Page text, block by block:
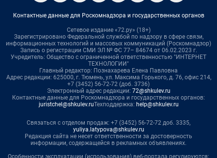
Контактные данные для Роскомнадзора и государственных органов
Сетевое издание «72.ру» (18+)
Зарегистрировано Федеральной службой по надзору в сфере связи,
информационных технологий и массовых коммуникаций (Роскомнадзор)
Запись о регистрации СМИ ЭЛ № ФС 77– 84674 от 06.02.2023 г.
Учредитель: Общество с ограниченной ответственностью "ИНТЕРНЕТ
ТЕХНОЛОГИИ"
Главный редактор: Познахарева Елена Павловна
Адрес редакции: 625000, г. Тюмень, ул. Максима Горького, д. 76, офис 214,
+7 (3452) 56-72-72 (доб. 3736)
Электронный адрес редакции: 72@shkulev.ru
Контактные данные для Роскомнадзора и государственных органов:
juristchel@shkulev.ruТехподдержка: help@shkulev.ru
Связаться с отделом продаж: +7 (3452) 56-72-72 доб. 3335,
yuliya.latypova@shkulev.ru
Редакция сайта не несет ответственности за достоверность
информации, содержащейся в рекламных объявлениях.
Особенности эксплуатации (использования) веб-портала регулируются: